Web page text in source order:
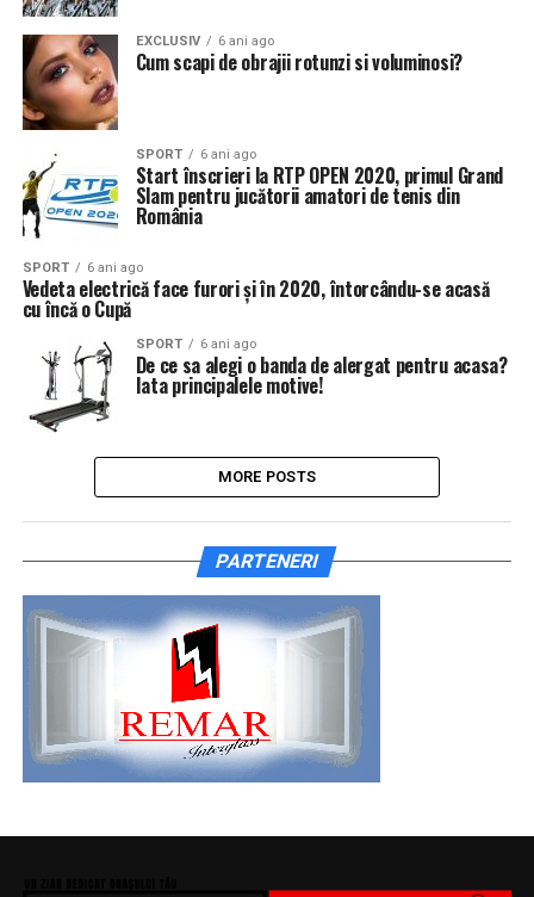
EXCLUSIV 6 ani ago
Cum scapi de obrajii rotunzi si voluminosi?
SPORT 6 ani ago
Start înscrieri la RTP OPEN 2020, primul Grand
Slam pentru jucătorii amatori de tenis din
România
SPORT 6 ani ago
Vedeta electrică face furori și în 2020, întorcându-se acasă
cu încă o Cupă
SPORT 6 ani ago
De ce sa alegi o banda de alergat pentru acasa?
Iata principalele motive!
MORE POSTS
PARTENERI